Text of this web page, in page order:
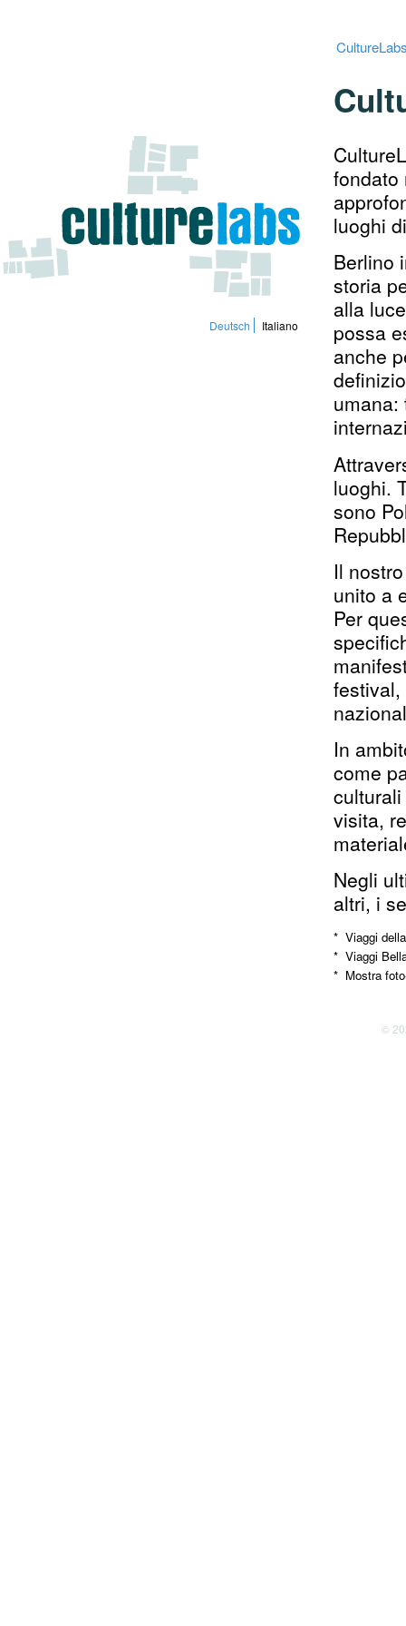
Deutsch Italiano
fondato
luoghi
Berlino
storia
alla
possa
anche
umana:
luoghi.
sono
Il
unito a
Per
In
come
visita,
Negli
altri, i
*  Viaggi
*  Viaggi
©